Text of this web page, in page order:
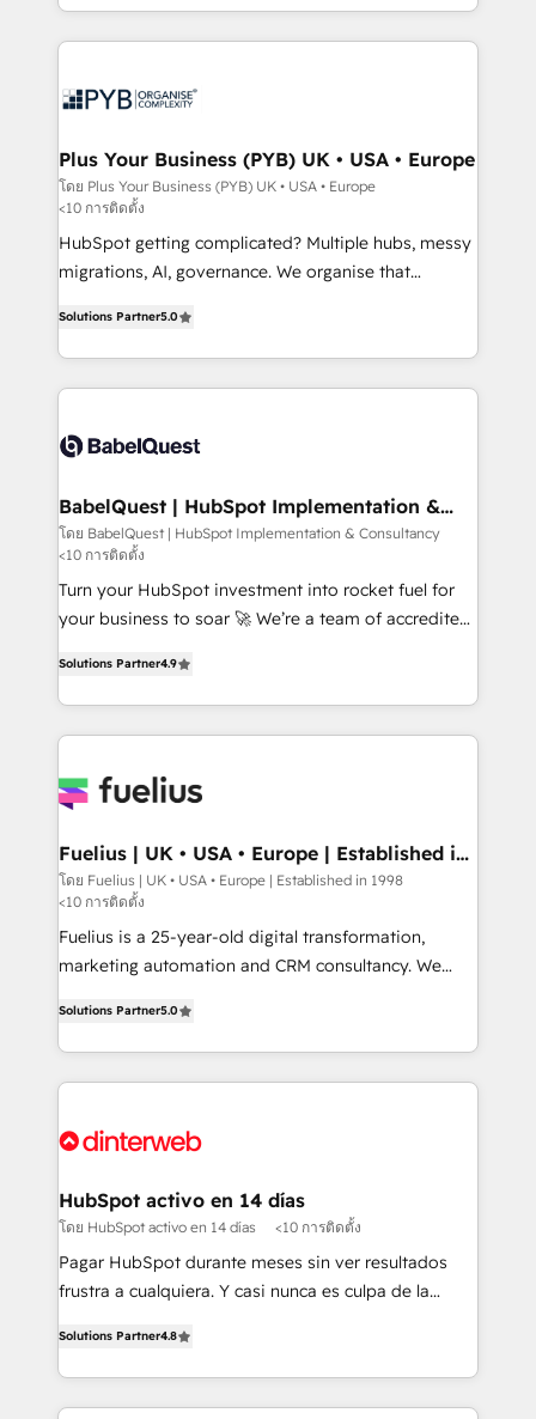
Marketing, Sales, Operations, and Service Hubs. -
Ongoing optimization, managed support, and
powerful growth engine. Built to convert, scale, and
search optimisation), and HubSpot Content Hub and
WordPress development. We work with enterprise
professional services, financial services and
Town, Dubai & London. 500+ HubSpot CRM
implementations delivered. AI visibility coverage
across ChatGPT, Claude, Perplexity, Gemini and
Google AI Overviews. HubSpot Impact Award -
Customer First HubSpot Impact Award - Integrations
Migration Excellence HubSpot Impact Award -
Platform Excellence 40+ full-time HubSpot
professionals. 100s of certifications and
Plus Your Business (PYB) UK • USA • Europe
โดย Plus Your Business (PYB) UK • USA • Europe
<10 การติดตั้ง
HubSpot getting complicated? Multiple hubs, messy
migrations, AI, governance. We organise that
Welcome to our Profile! We help with: • CRM
implementation, reports, workflows, and team
training • CRM migration from Salesforce, Pipedrive,
custom API integrations • AI governance for
Boutique 'Elite' team of 12 • 150+ clients across Sales
Hub, Marketing Hub, Service Hub, Data Hub and
CMS • ISO/IEC 27001:2022, ISO 9001:2015, and ISO
42001:2023 certified - the AI management standard •
GuardHub: our AI governance framework, built on
'𝗖𝗼𝗻𝘁𝗮𝗰𝘁 𝗯𝘂𝘀𝗶𝗻𝗲𝘀𝘀' button to get in touch (𝘸𝘦'𝘳𝘦
𝘴𝘶𝘱𝘦𝘳 𝘳𝘦𝘴𝘱𝘰𝘯𝘴𝘪𝘷𝘦)
Solutions Partner5.0
BabelQuest | HubSpot Implementation &
Consultancy
โดย BabelQuest | HubSpot Implementation & Consultancy
<10 การติดตั้ง
Turn your HubSpot investment into rocket fuel for
your business to soar 🚀 We’re a team of accredited
implement the platform into complex business
environments, optimise what you've got and make
sure you can actually use it, build your website in
for you and execute it on HubSpot. We are on the
framework, meaning we've been accredited by
HubSpot and vetted by the CCS, which means we
can support public sector companies as well the
other ones listed in our profile. Our services: -
HubSpot implementation - HubSpot CMS website
is there for you to: - Grow revenue, and run your
business more efficiently - Build stronger
relationships with customers - Make better
more people - Get the most out of your HubSpot
Solutions Partner4.9
Fuelius | UK • USA • Europe | Established in
1998
โดย Fuelius | UK • USA • Europe | Established in 1998
<10 การติดตั้ง
Fuelius is a 25-year-old digital transformation,
marketing automation and CRM consultancy. We
maximise their return from digital and fuel their
growth. We modernise platforms, streamline
operations that are causing inefficiencies, improve
supercharge revenue operations Key services: • CRM
Transformation / Web Development • RevOps &
Sales Consulting • Marketing Automation What
makes us different? 🚀 Top 0.5% of global HubSpot
agencies ⚙️ The strongest technical ability and
partners who will embed ourselves into your
business, processes and systems 🏢 We specialise in
Solutions Partner5.0
HubSpot activo en 14 días
โดย HubSpot activo en 14 días <10 การติดตั้ง
Pagar HubSpot durante meses sin ver resultados
frustra a cualquiera. Y casi nunca es culpa de la
casos de uso: cada uno resuelve un problema
concreto de tu operación en HubSpot. La entrega
Solutions Partner4.8